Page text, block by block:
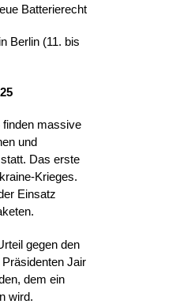
Batterierecht
Berlin (11. bis
finden massive
und
Das erste
Krieges.
Einsatz
gegen den
Jair
dem ein
wird.